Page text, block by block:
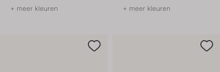
+ meer kleuren + meer kleuren